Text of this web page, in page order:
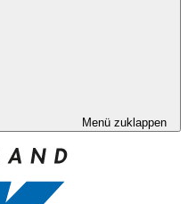
Menü zuklappen